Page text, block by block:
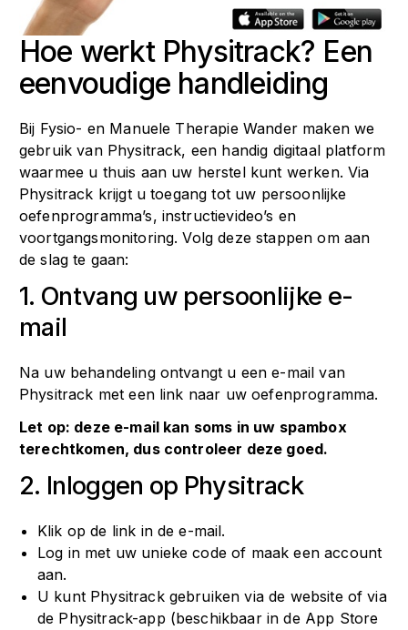
Hoe werkt Physitrack? Een
eenvoudige handleiding
Bij Fysio- en Manuele Therapie Wander maken we
gebruik van Physitrack, een handig digitaal platform
waarmee u thuis aan uw herstel kunt werken. Via
Physitrack krijgt u toegang tot uw persoonlijke
oefenprogramma’s, instructievideo’s en
voortgangsmonitoring. Volg deze stappen om aan
de slag te gaan:
1. Ontvang uw persoonlijke e-
mail
Na uw behandeling ontvangt u een e-mail van
Physitrack met een link naar uw oefenprogramma.
Let op: deze e-mail kan soms in uw spambox
terechtkomen, dus controleer deze goed.
2. Inloggen op Physitrack
Klik op de link in de e-mail.
Log in met uw unieke code of maak een account
aan.
U kunt Physitrack gebruiken via de website of via
de Physitrack-app (beschikbaar in de App Store